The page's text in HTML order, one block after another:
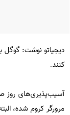
دیجیاتو نوشت: گوگل
کنند.
آسیب‌پذیری‌های روز
مرورگر کروم شده،